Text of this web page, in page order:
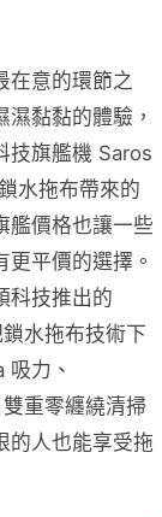
在意的環節之
黏黏的體驗，
技旗艦機 Saros
水拖布帶來的
艦價格也讓一些
平價的選擇。
科技推出的
水拖布技術下
力、
重零纏繞清掃
的人也能享受拖